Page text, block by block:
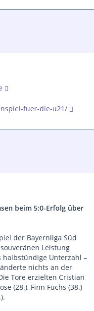
fuer-die-u21/
beim 5:0-Erfolg über
der Bayernliga Süd
Leistung
Unterzahl –
nichts an der
Tore erzielten Cristian
(28.), Finn Fuchs (38.)